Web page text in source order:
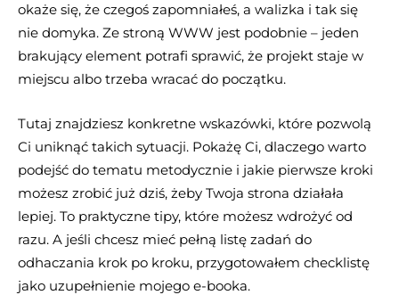
okaże się, że czegoś zapomniałeś, a walizka i tak się
nie domyka. Ze stroną WWW jest podobnie – jeden
brakujący element potrafi sprawić, że projekt staje w
miejscu albo trzeba wracać do początku.
Tutaj znajdziesz konkretne wskazówki, które pozwolą
Ci uniknąć takich sytuacji. Pokażę Ci, dlaczego warto
podejść do tematu metodycznie i jakie pierwsze kroki
możesz zrobić już dziś, żeby Twoja strona działała
lepiej. To praktyczne tipy, które możesz wdrożyć od
razu. A jeśli chcesz mieć pełną listę zadań do
odhaczania krok po kroku, przygotowałem checklistę
jako uzupełnienie mojego e-booka.